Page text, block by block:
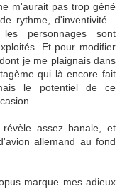
m'aurait pas trop gêné
rythme, d'inventivité...
personnages sont
Et pour modifier
je me plaignais dans
qui là encore fait
le potentiel de ce
assez banale, et
allemand au fond
marque mes adieux